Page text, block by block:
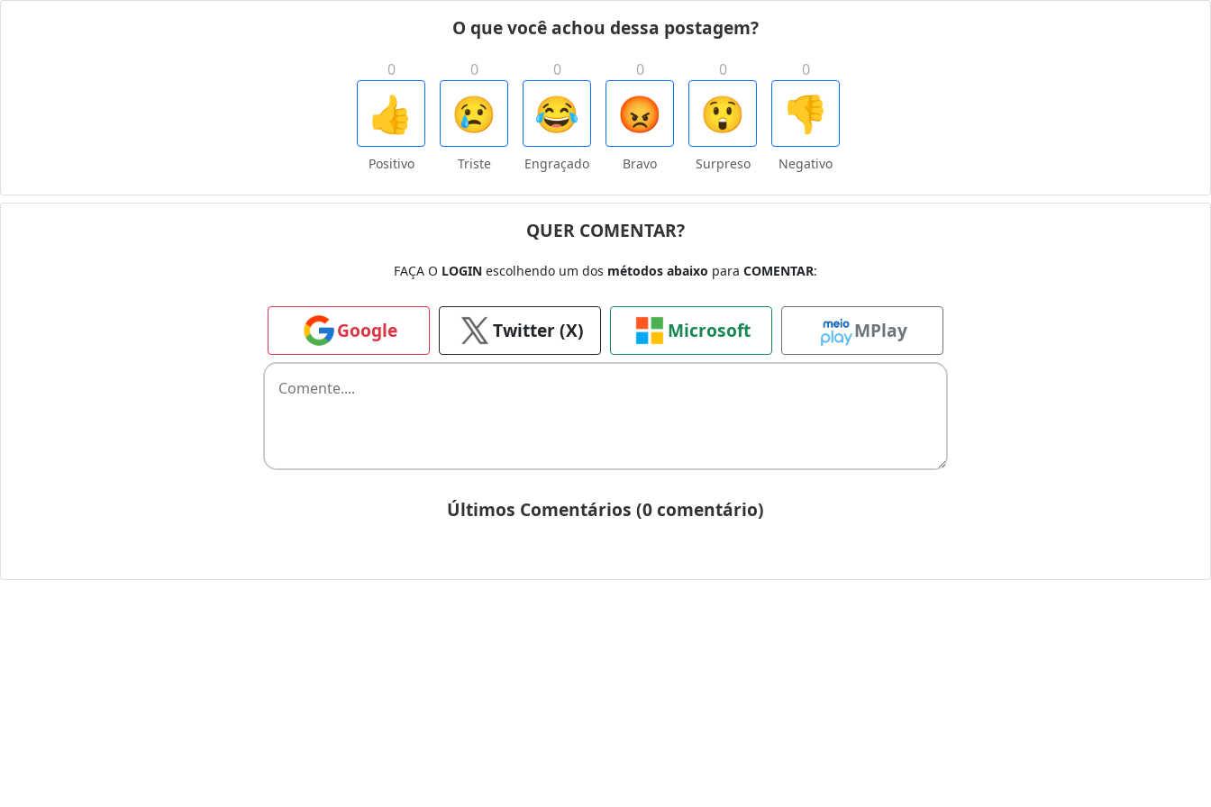
O que você achou dessa postagem?
0
👍
Positivo
0
😢
Triste
0
😂
Engraçado
0
😡
Bravo
0
😲
Surpreso
0
👎
Negativo
QUER COMENTAR?
FAÇA O LOGIN escolhendo um dos métodos abaixo para COMENTAR:
Google Twitter (X) Microsoft MPlay
Últimos Comentários (0 comentário)